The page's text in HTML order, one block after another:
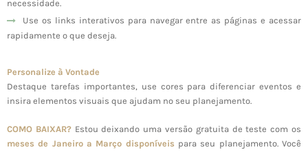
necessidade.
Use os links interativos para navegar entre as páginas e acessar
rapidamente o que deseja.
Personalize à Vontade
Destaque tarefas importantes, use cores para diferenciar eventos e
insira elementos visuais que ajudam no seu planejamento.
COMO BAIXAR? Estou deixando uma versão gratuita de teste com os
meses de Janeiro a Março disponíveis para seu planejamento. Você